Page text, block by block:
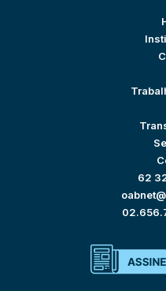
62